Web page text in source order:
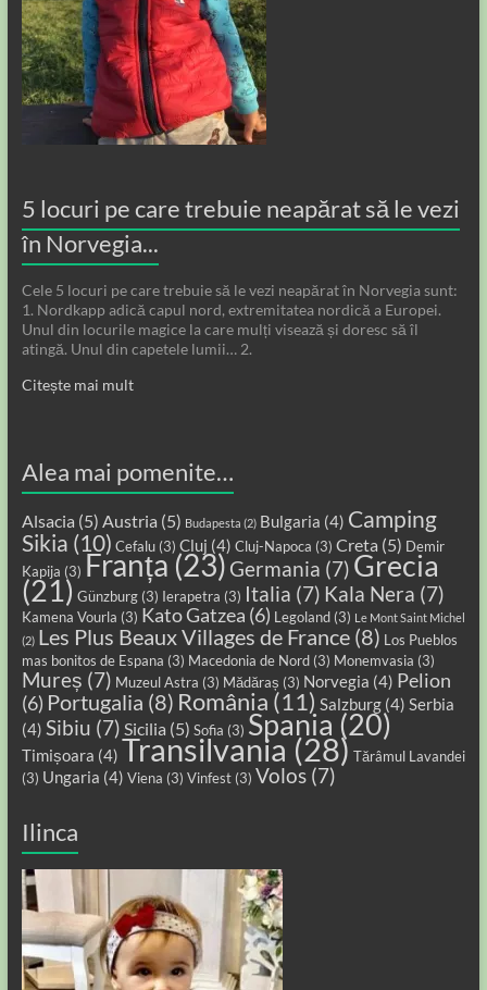
5 locuri pe care trebuie neapărat să le vezi
în Norvegia...
Cele 5 locuri pe care trebuie să le vezi neapărat în Norvegia sunt:
1. Nordkapp adică capul nord, extremitatea nordică a Europei.
Unul din locurile magice la care mulți visează și doresc să îl
atingă. Unul din capetele lumii… 2.
Citește mai mult
Alea mai pomenite…
Alsacia (5) Austria (5) Budapesta (2) Bulgaria (4) Camping
Sikia (10) Cefalu(3) Cluj (4) Cluj-Napoca (3) Creta (5) Demir
Kapija (3) Franța(23) Germania (7) Grecia
(21) Günzburg(3) Ierapetra (3) Italia (7) Kala Nera (7)
Kamena Vourla (3) Kato Gatzea (6) Legoland(3) Le Mont Saint Michel
(2) Les Plus Beaux Villages de France(8) Los Pueblos
mas bonitos de Espana (3) Macedonia de Nord(3) Monemvasia (3)
Mureș (7) Muzeul Astra (3) Mădăraș (3) Norvegia (4) Pelion
(6) Portugalia (8) România (11) Salzburg(4) Serbia
(4) Sibiu (7) Sicilia (5) Sofia (3) Spania (20)
Timișoara (4) Transilvania(28) Tărâmul Lavandei
(3) Ungaria (4) Viena (3) Vinfest(3) Volos(7)
Ilinca